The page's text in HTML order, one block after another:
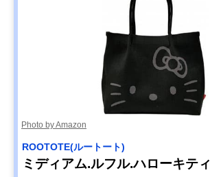
Photo by Amazon
ROOTOTE(ルートート)
ミディアム.ルフル.ハローキティ